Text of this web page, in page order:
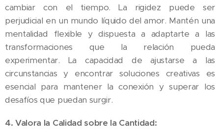
cambiar con el tiempo. La rigidez puede ser
perjudicial en un mundo líquido del amor. Mantén una
mentalidad flexible y dispuesta a adaptarte a las
transformaciones que la relación pueda
experimentar. La capacidad de ajustarse a las
circunstancias y encontrar soluciones creativas es
esencial para mantener la conexión y superar los
desafíos que puedan surgir.
4. Valora la Calidad sobre la Cantidad: